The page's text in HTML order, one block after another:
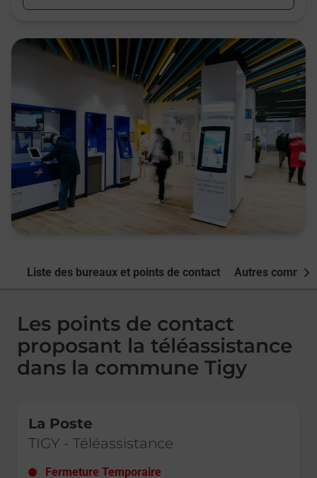
Liste des bureaux et points de contact Autres
Les points de contact
proposant la téléassistance
dans la commune Tigy
La Poste
TIGY - Téléassistance
Fermeture Temporaire